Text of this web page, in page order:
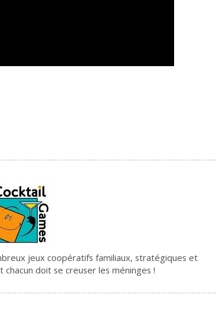
jeux coopératifs familiaux, stratégiques et
doit se creuser les méninges !